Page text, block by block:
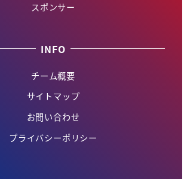
スポンサー
INFO
チーム概要
サイトマップ
お問い合わせ
プライバシーポリシー